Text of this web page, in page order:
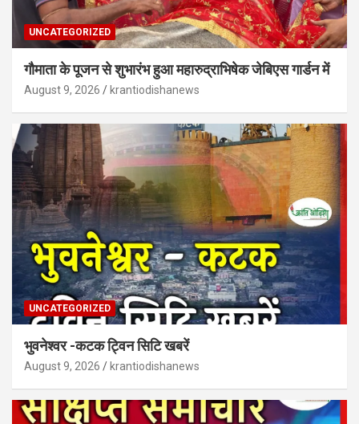
UNCATEGORIZED
गौमाता के पूजन से शुभारंभ हुआ महारुद्राभिषेक जेबिएस गार्डन में
August 9, 2026 krantiodishanews
UNCATEGORIZED
भुवनेश्वर -कटक ट्विन सिटि खबरें
August 9, 2026 krantiodishanews